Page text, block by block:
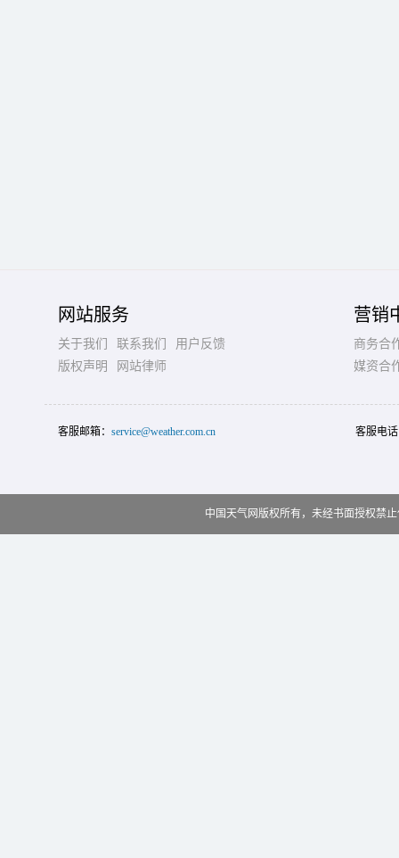
网站服务
关于我们 联系我们
用户反馈
版权声明
网站律师
营销
商务合
媒资合
客服邮箱： service@weather.com.cn 客服电
中国天气网版权所有，未经书面授权